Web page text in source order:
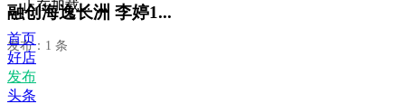
融创海逸长洲 李婷1...
发布：1 条
正在加载...
首页
好店
发布
头条